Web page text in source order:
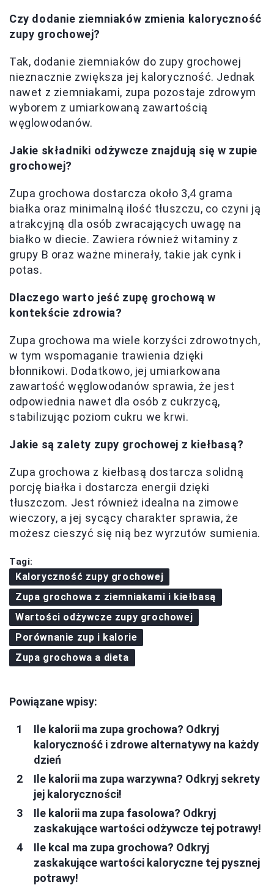
Czy dodanie ziemniaków zmienia kaloryczność
zupy grochowej?
Tak, dodanie ziemniaków do zupy grochowej
nieznacznie zwiększa jej kaloryczność. Jednak
nawet z ziemniakami, zupa pozostaje zdrowym
wyborem z umiarkowaną zawartością
węglowodanów.
Jakie składniki odżywcze znajdują się w zupie
grochowej?
Zupa grochowa dostarcza około 3,4 grama
białka oraz minimalną ilość tłuszczu, co czyni ją
atrakcyjną dla osób zwracających uwagę na
białko w diecie. Zawiera również witaminy z
grupy B oraz ważne minerały, takie jak cynk i
potas.
Dlaczego warto jeść zupę grochową w
kontekście zdrowia?
Zupa grochowa ma wiele korzyści zdrowotnych,
w tym wspomaganie trawienia dzięki
błonnikowi. Dodatkowo, jej umiarkowana
zawartość węglowodanów sprawia, że jest
odpowiednia nawet dla osób z cukrzycą,
stabilizując poziom cukru we krwi.
Jakie są zalety zupy grochowej z kiełbasą?
Zupa grochowa z kiełbasą dostarcza solidną
porcję białka i dostarcza energii dzięki
tłuszczom. Jest również idealna na zimowe
wieczory, a jej sycący charakter sprawia, że
możesz cieszyć się nią bez wyrzutów sumienia.
Tagi:
Kaloryczność zupy grochowej
Zupa grochowa z ziemniakami i kiełbasą
Wartości odżywcze zupy grochowej
Porównanie zup i kalorie
Zupa grochowa a dieta
Powiązane wpisy:
Ile kalorii ma zupa grochowa? Odkryj
kaloryczność i zdrowe alternatywy na każdy
dzień
Ile kalorii ma zupa warzywna? Odkryj sekrety
jej kaloryczności!
Ile kalorii ma zupa fasolowa? Odkryj
zaskakujące wartości odżywcze tej potrawy!
Ile kcal ma zupa grochowa? Odkryj
zaskakujące wartości kaloryczne tej pysznej
potrawy!